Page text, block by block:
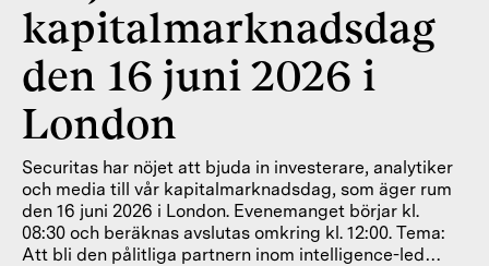
kapitalmarknadsdag
den 16 juni 2026 i
London
Securitas har nöjet att bjuda in investerare, analytiker
och media till vår kapitalmarknadsdag, som äger rum
den 16 juni 2026 i London. Evenemanget börjar kl.
08:30 och beräknas avslutas omkring kl. 12:00. Tema:
Att bli den pålitliga partnern inom intelligence-led